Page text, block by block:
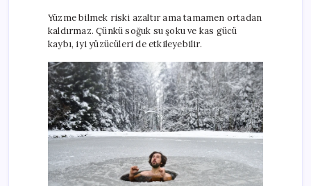
Yüzme bilmek riski azaltır ama tamamen ortadan
kaldırmaz. Çünkü soğuk su şoku ve kas gücü
kaybı, iyi yüzücüleri de etkileyebilir.